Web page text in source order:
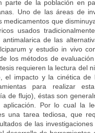
parte de la población en
Uno de las áreas de
que
usados
de las
y estudio in vivo
los métodos de
requieren la lectura del
el impacto y la cinética de
para realizar
de flujo), éstas son
Por lo cual la
una tarea tediosa, que
de las